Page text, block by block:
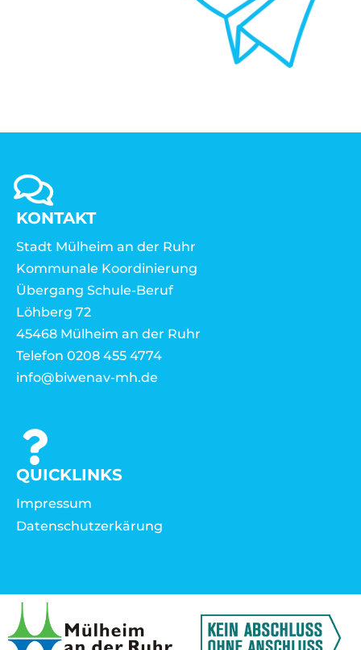
KONTAKT
Stadt Mülheim an der Ruhr
Kommunale Koordinierung
Übergang Schule-Beruf
Löhberg 72
45468 Mülheim an der Ruhr
Telefon 0208 455 4774
info@biwenav-mh.de
QUICKLINKS
Impressum
Datenschutzerkärung